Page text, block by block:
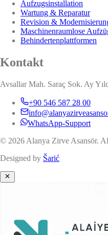
Aufzugsinstallation
Wartung & Reparatur
Revision &
Maschinenraumlose
Behindertenplattformen
Kontakt
Avsallar Mah. Saraç Sok. Ay
+90 546 587 28 00
WhatsApp-Support
© 2026 Alanya Zirve Asansör.
Designed by Šarić